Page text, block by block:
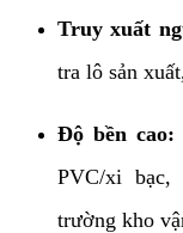
Truy xuất
tra lô sản
Độ bền cao:
PVC/xi
trường kho